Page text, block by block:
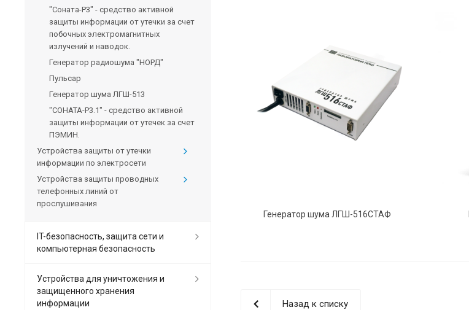
Генератор шума ЛГШ-516СТАФ
Назад к списку
"Соната-Р3" - средство активной
защиты информации от утечки за счет
побочных электромагнитных
излучений и наводок.
Генератор радиошума "НОРД"
Пульсар
Генератор шума ЛГШ-513
"СОНАТА-Р3.1" - средство активной
защиты информации от утечек за счет
ПЭМИН.
Устройства защиты от утечки
информации по электросети
Устройства защиты проводных
телефонных линий от
прослушивания
IT-безопасность, защита сети и
компьютерная безопасность
Устройства для уничтожения и
защищенного хранения
информации